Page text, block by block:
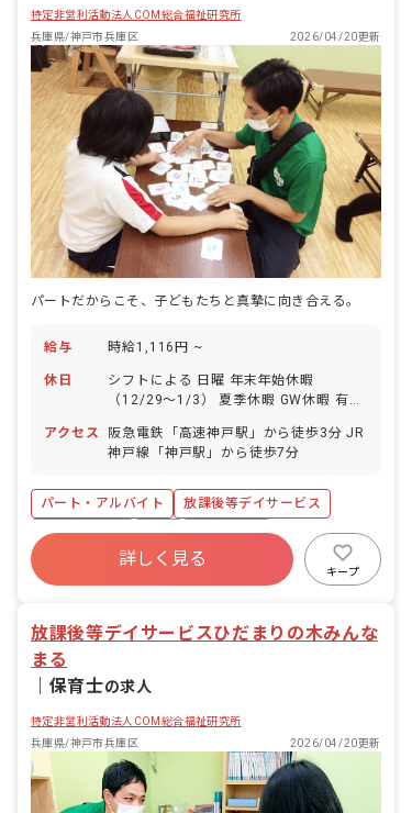
ない「今」を大切にする保育に努めてい
ます。 ■保育のこだわり 「えいごとにほ
んごであそぼう！」 当園では、日本の心
を大切にしながら外国の文化や言語にも
触れ、日々の園生活の中で楽しく自然に
英語が身につく環境を整えています。
日々の英語レッスンでは、外国人講師と
ネイティブレベルの保育士などによる独
自の英語レッスンカリキュラムを実施。
0歳児から参加できる英語レッスンカリ
キュラムは当園独自の取り組みで、絵本
やダンス、フラッシュカードなどを使
い、遊びの中で学びを深めています。
特定非営利活動法人COM総合福祉研究所
兵庫県/神戸市兵庫区
2026/04/20更新
パートだからこそ、子どもたちと真摯に向き合える。
給与 時給1,116円 ~
休日
シフトによる 日曜 年末年始休暇
（12/29～1/3） 夏季休暇 GW休暇 有給
得も可能です）
アクセス
阪急電鉄「高速神戸駅」から徒歩3分 JR
神戸線「神戸駅」から徒歩7分
パート・アルバイト
放課後等デイサービス
社会保険完備
有給
残業少なめ
新卒も歓迎
駅近5分以内
詳しく見る
キープ
放課後等デイサービスひだまりの木みんな
まる
保育士の求人
特定非営利活動法人COM総合福祉研究所
兵庫県/神戸市兵庫区
2026/04/20更新